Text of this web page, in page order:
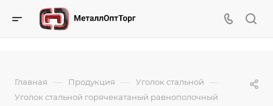
Главная — Продукция — Уголок стальной —
Уголок стальной горячекатаный равнополочный